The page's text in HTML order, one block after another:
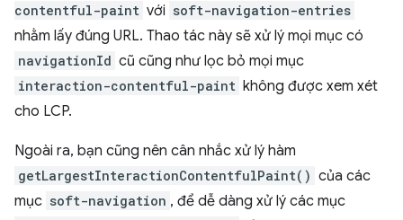
contentful-paint với soft-navigation-entries
nhằm lấy đúng URL. Thao tác này sẽ xử lý mọi mục có
navigationId cũ cũng như lọc bỏ mọi mục
interaction-contentful-paint không được xem xét
cho LCP.
Ngoài ra, bạn cũng nên cân nhắc xử lý hàm
getLargestInteractionContentfulPaint() của các
mục soft-navigation , để dễ dàng xử lý các mục